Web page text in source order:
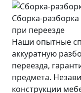
Сборка-
при переезде
Наши опытные
аккуратную
переезда,
предмета.
конструкции